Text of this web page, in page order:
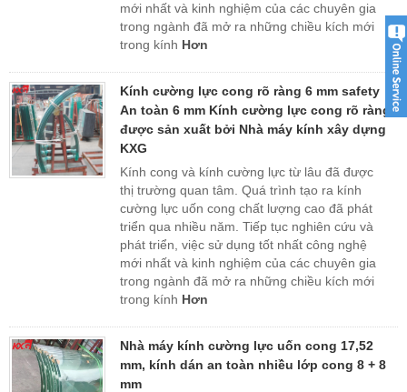
mới nhất và kinh nghiệm của các chuyên gia
trong ngành đã mở ra những chiều kích mới
trong kính Hơn
Kính cường lực cong rõ ràng 6 mm safety
An toàn 6 mm Kính cường lực cong rõ ràng
được sản xuất bởi Nhà máy kính xây dựng
KXG
Kính cong và kính cường lực từ lâu đã được
thị trường quan tâm. Quá trình tạo ra kính
cường lực uốn cong chất lượng cao đã phát
triển qua nhiều năm. Tiếp tục nghiên cứu và
phát triển, việc sử dụng tốt nhất công nghệ
mới nhất và kinh nghiệm của các chuyên gia
trong ngành đã mở ra những chiều kích mới
trong kính Hơn
Nhà máy kính cường lực uốn cong 17,52
mm, kính dán an toàn nhiều lớp cong 8 + 8
mm